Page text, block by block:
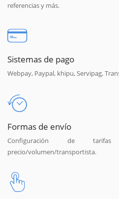
referencias y más.
Sistemas de pago
Webpay, Paypal, khipu, Servipag,
Formas de envío
Configuración de
precio/volumen/transportista.